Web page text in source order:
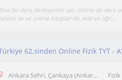
bir ders deneyimim var, online de ders
tableti ile ve online kitaplar ile. Aile ve öğr...
62.sinden Online Fizik TYT -
Ankara Sehri, Çankaya (Ankar... Fizik